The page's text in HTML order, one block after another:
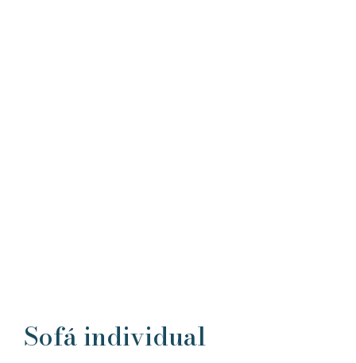
Sofá individual